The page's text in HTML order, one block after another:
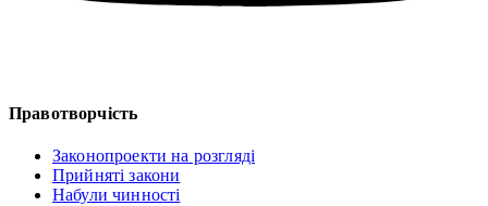
Правотворчість
Законопроекти на розгляді
Прийняті закони
Набули чинності